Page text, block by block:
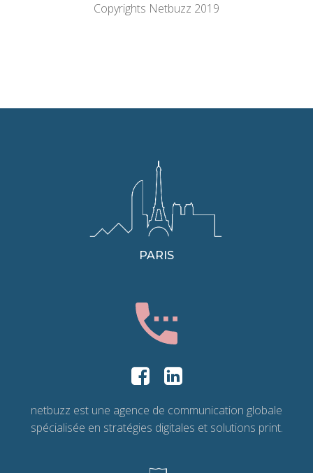
Copyrights Netbuzz 2019
PARIS
netbuzz est une agence de communication globale
spécialisée en stratégies digitales et solutions print.